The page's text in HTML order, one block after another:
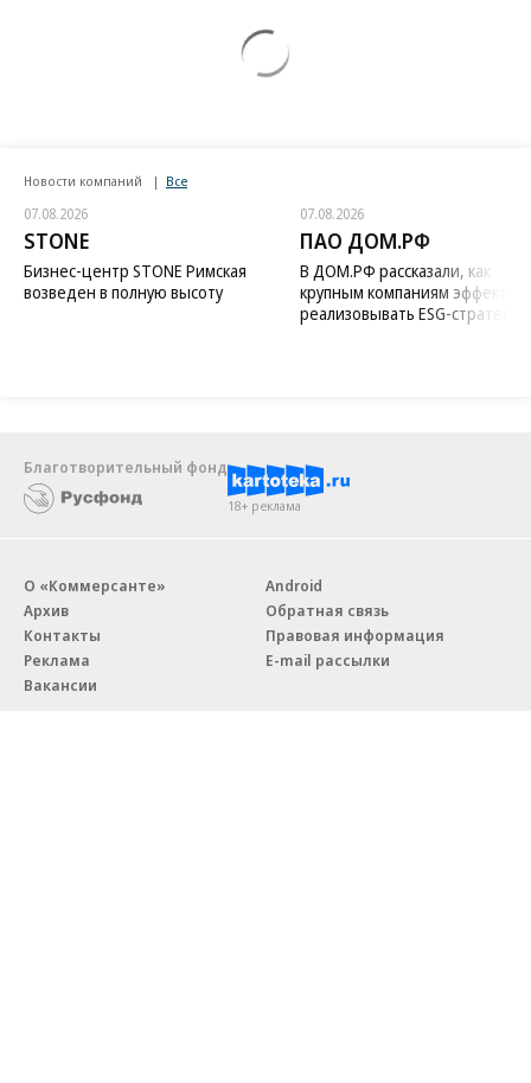
Новости компаний Все
07.08.2026
STONE
Бизнес-центр STONE Римская
возведен в полную высоту
07.08.2026
ПАО ДОМ.РФ
В ДОМ.РФ рассказали, как
крупным компаниям
реализовывать ESG-стратегию
Благотворительный фонд
18+ реклама
О «Коммерсанте»
Архив
Контакты
Реклама
Вакансии
Android
Обратная связь
Правовая информация
E-mail рассылки